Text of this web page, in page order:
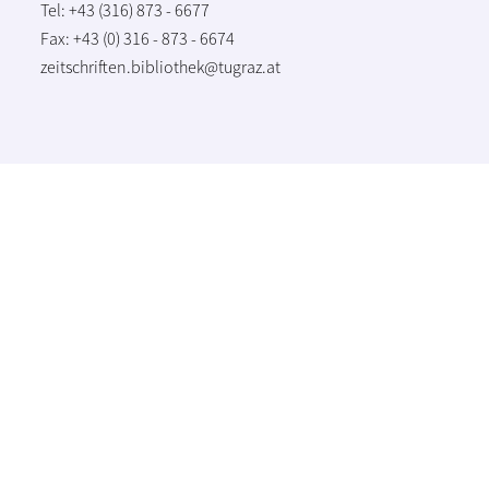
Tel: +43 (316) 873 - 6677
Fax: +43 (0) 316 - 873 - 6674
zeitschriften.bibliothek@tugraz.at